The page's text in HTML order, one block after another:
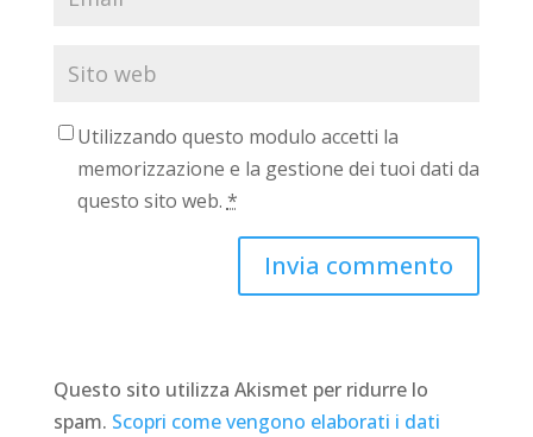
Utilizzando questo modulo accetti la
memorizzazione e la gestione dei tuoi dati da
questo sito web. *
Questo sito utilizza Akismet per ridurre lo
spam. Scopri come vengono elaborati i dati